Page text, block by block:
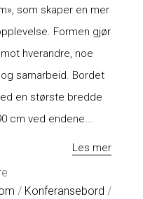
som skaper en mer
Formen gjør
hverandre, noe
samarbeid. Bordet
en største bredde
cm ved endene….
Les mer
/ Konferansebord /